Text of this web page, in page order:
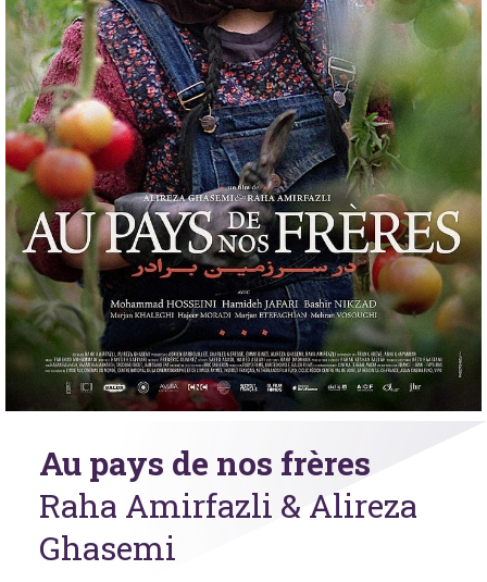
Au pays de nos frères
Raha Amirfazli & Alireza
Ghasemi